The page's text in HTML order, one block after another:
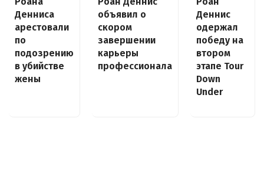
Денниса
арестовали
по
подозрению
в убийстве
жены
объявил о
скором
завершении
карьеры
профессионала
Деннис
одержал
победу на
втором
этапе Tour
Down
Under